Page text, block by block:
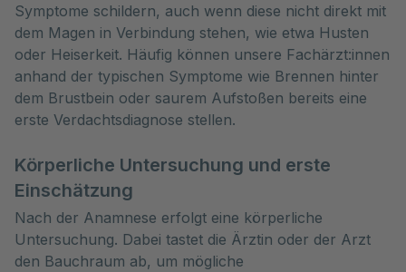
Symptome schildern, auch wenn diese nicht direkt mit
dem Magen in Verbindung stehen, wie etwa Husten
oder Heiserkeit. Häufig können unsere Fachärzt:innen
anhand der typischen Symptome wie Brennen hinter
dem Brustbein oder saurem Aufstoßen bereits eine
erste Verdachtsdiagnose stellen.
Körperliche Untersuchung und erste
Einschätzung
Nach der Anamnese erfolgt eine körperliche
Untersuchung. Dabei tastet die Ärztin oder der Arzt
den Bauchraum ab, um mögliche